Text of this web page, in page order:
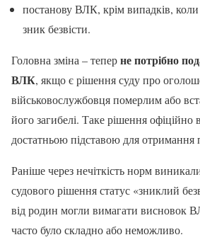
постанову ВЛК, крім випадків,
зник безвісти.
Головна зміна – теперне потрібно
ВЛК, якщо є рішення суду про
військовослужбовця померлим або
його загибелі. Таке рішення офіційно
достатньою підставою для отримання
Раніше через нечіткість норм
судового рішення статус «зниклий
від родин могли вимагати висновок
часто було складно або неможливо.